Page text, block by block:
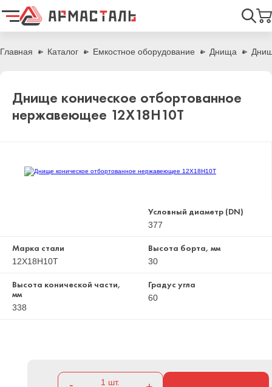
Главная
Каталог Емкостное оборудование Днища
Днище коническое отбортованное
нержавеющее 12Х18Н10Т
Условный диаметр (DN)
377
Марка стали
12Х18Н10Т
Высота борта, мм
30
Высота конической части,
мм
338
Градус угла
60
1 шт.